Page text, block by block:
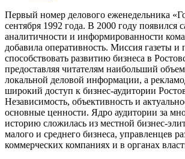
Первый номер делового еженедельника
сентября 1992 года. В 2000 году появился
аналитичности и информированности
добавила оперативность. Миссия газеты
способствовать развитию бизнеса в
предоставляя читателям наибольший
локальной деловой информации, а
широкий доступ к бизнес-аудитории
Независимость, объективность и
основные ценности. Ядро аудитории за
историю сложилась из местной бизнес-
малого и среднего бизнеса, управленцев
коммерческих компаниях и в органах